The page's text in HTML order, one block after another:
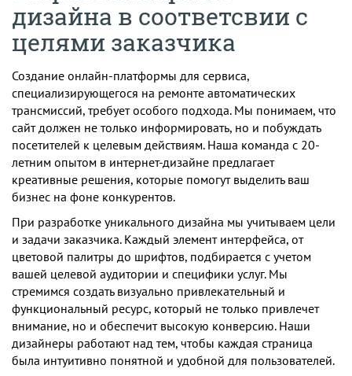
дизайна в соответсвии с
целями заказчика
Создание онлайн-платформы для сервиса,
специализирующегося на ремонте автоматических
трансмиссий, требует особого подхода. Мы понимаем, что
сайт должен не только информировать, но и побуждать
посетителей к целевым действиям. Наша команда с 20-
летним опытом в интернет-дизайне предлагает
креативные решения, которые помогут выделить ваш
бизнес на фоне конкурентов.
При разработке уникального дизайна мы учитываем цели
и задачи заказчика. Каждый элемент интерфейса, от
цветовой палитры до шрифтов, подбирается с учетом
вашей целевой аудитории и специфики услуг. Мы
стремимся создать визуально привлекательный и
функциональный ресурс, который не только привлечет
внимание, но и обеспечит высокую конверсию. Наши
дизайнеры работают над тем, чтобы каждая страница
была интуитивно понятной и удобной для пользователей.